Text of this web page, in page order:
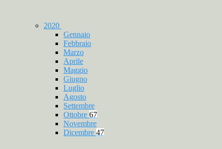
2020
Gennaio
Febbraio
Marzo
Aprile
Maggio
Giugno
Luglio
Agosto
Settembre
Ottobre 67
Novembre
Dicembre 47